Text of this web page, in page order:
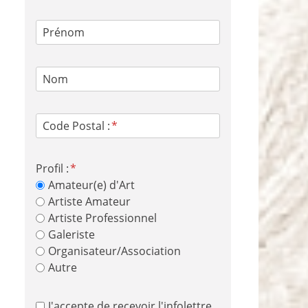
Prénom
Nom
Code Postal :
Profil :
Amateur(e) d'Art
Artiste Amateur
Artiste Professionnel
Galeriste
Organisateur/Association
Autre